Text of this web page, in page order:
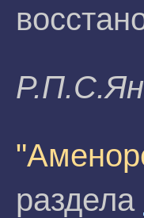
раздела